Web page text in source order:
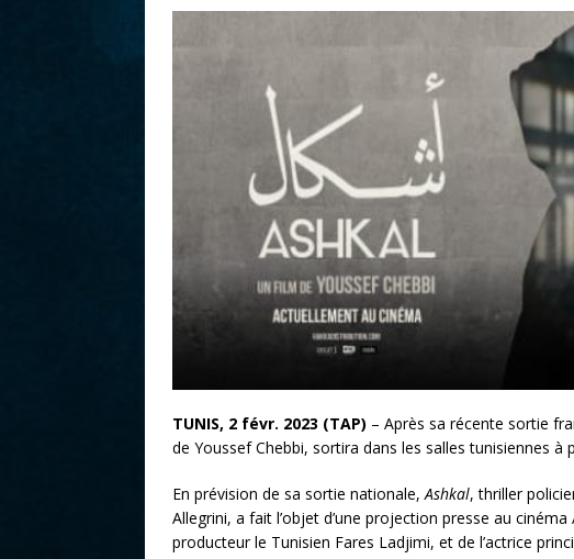
TUNIS, 2 févr. 2023 (TAP) – Après sa récente sortie
de Youssef Chebbi, sortira dans les salles tunisiennes à
En prévision de sa sortie nationale,Ashkal, thriller
Allegrini, a fait l’objet d’une projection presse au
producteur le Tunisien Fares Ladjimi, et de l’actrice